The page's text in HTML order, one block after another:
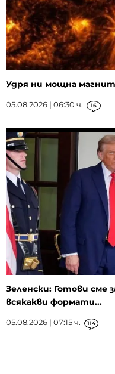
Удря ни мощна
05.08.2026 | 06:30 ч. 16
Зеленски: Готови сме
всякакви формати...
05.08.2026 | 07:15 ч. 114